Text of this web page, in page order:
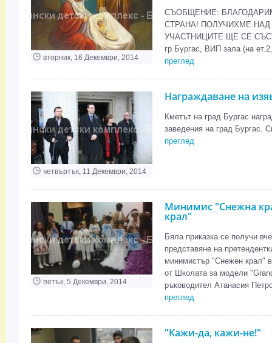
вторник, 16 Декември, 2014
СЪОБЩЕНИЕ:
СТРАНА! ПОЛУЧИХМЕ НАД
УЧАСТНИЦИТЕ ЩЕ СЕ
гр.Бургас, ВИП зала (на
преглед
четвъртък, 11 Декември, 2014
Награждаване на
Кметът на град Бургас
заведения на град Бургас.
преглед
петък, 5 Декември, 2014
Минимис "Снежна
крал"
Бяла приказка се получи
представяне на
минимистър "Снежен крал" в
от Школата за модели
ръководител Атанасия
преглед
"Кажи-да, кажи-не!"